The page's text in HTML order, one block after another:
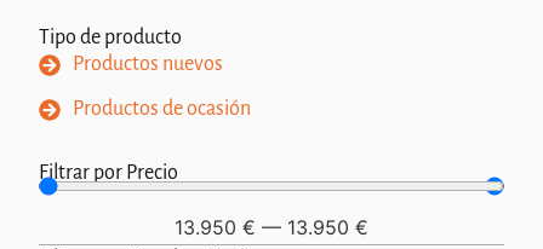
Tipo de producto
Productos nuevos
Productos de ocasión
Filtrar por Precio
13.950 € — 13.950 €